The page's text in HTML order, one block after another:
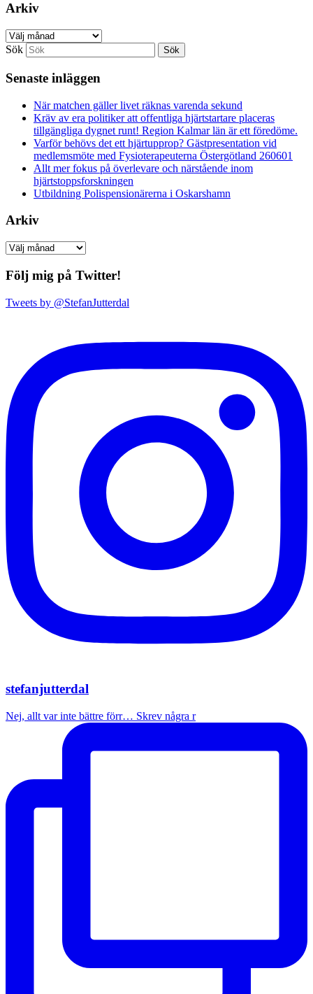
Arkiv
Arkiv
Sök
Senaste inläggen
När matchen gäller livet räknas varenda sekund
Kräv av era politiker att offentliga hjärtstartare placeras
tillgängliga dygnet runt! Region Kalmar län är ett föredöme.
Varför behövs det ett hjärtupprop? Gästpresentation vid
medlemsmöte med Fysioterapeuterna Östergötland 260601
Allt mer fokus på överlevare och närstående inom
hjärtstoppsforskningen
Utbildning Polispensionärerna i Oskarshamn
Arkiv
Arkiv
Följ mig på Twitter!
Tweets by @StefanJutterdal
stefanjutterdal
Nej, allt var inte bättre förr… Skrev några r